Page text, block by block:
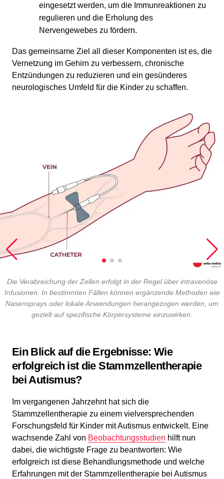
eingesetzt werden, um die Immunreaktionen zu
regulieren und die Erholung des
Nervengewebes zu fördern.
Das gemeinsame Ziel all dieser Komponenten ist es, die
Vernetzung im Gehirn zu verbessern, chronische
Entzündungen zu reduzieren und ein gesünderes
neurologisches Umfeld für die Kinder zu schaffen.
Die Verabreichung der Zellen erfolgt in der Regel über intravenöse
Infusionen. In bestimmten Fällen können ergänzende Methoden wie
Nasensprays oder lokale Anwendungen herangezogen werden, um
gezielt auf spezifische Körpersysteme einzuwirken.
Ein Blick auf die Ergebnisse: Wie
erfolgreich ist die Stammzellentherapie
bei Autismus?
Im vergangenen Jahrzehnt hat sich die
Stammzellentherapie zu einem vielversprechenden
Forschungsfeld für Kinder mit Autismus entwickelt. Eine
wachsende Zahl von Beobachtungsstudien hilft nun
dabei, die wichtigste Frage zu beantworten: Wie
erfolgreich ist diese Behandlungsmethode und welche
Erfahrungen mit der Stammzellentherapie bei Autismus